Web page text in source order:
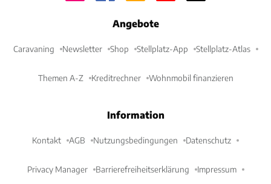
Angebote
Caravaning Newsletter Shop Stellplatz-App Stellplatz-Atlas
Themen A-Z Kreditrechner Wohnmobil finanzieren
Information
Kontakt AGB Nutzungsbedingungen Datenschutz
Privacy Manager Barrierefreiheitserklärung Impressum